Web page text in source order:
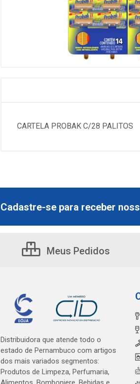
CARTELA PROBAK C/28 PALITOS
Cadastre-se para receber
Meus Pedidos
Distribuidora que atende todo o
estado de Pernambuco com artigos
dos mais variados segmentos:
Produtos de Limpeza, Perfumaria,